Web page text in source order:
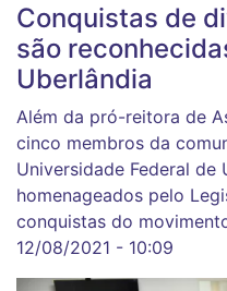
Conquistas de
são
Uberlândia
Além da pró-reitora de
cinco membros da
Universidade Federal de
homenageados pelo
conquistas do
12/08/2021 - 10:09